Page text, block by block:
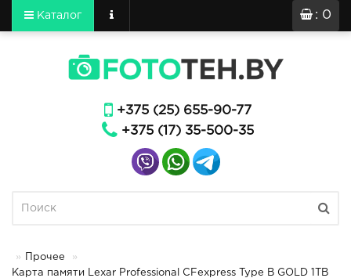
: 0
Каталог
+375 (25) 655-90-77
+375 (17) 35-500-35
Прочее
Карта памяти Lexar Professional CFexpress Type B GOLD 1TB